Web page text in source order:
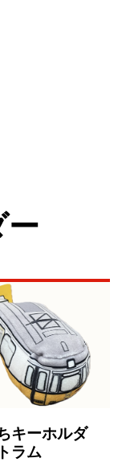
ー
キーホルダ
ラム